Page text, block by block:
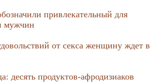
привлекательный для
мужчин
от секса женщину ждет в
десять продуктов-афродизиаков